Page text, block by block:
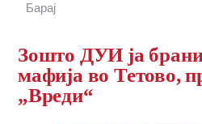
Зошто ДУИ ја
мафија во Тетово,
„Вреди“